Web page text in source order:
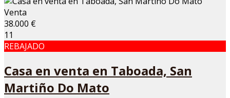
Venta
38.000 €
11
REBAJADO
Casa en venta en Taboada, San
Martiño Do Mato